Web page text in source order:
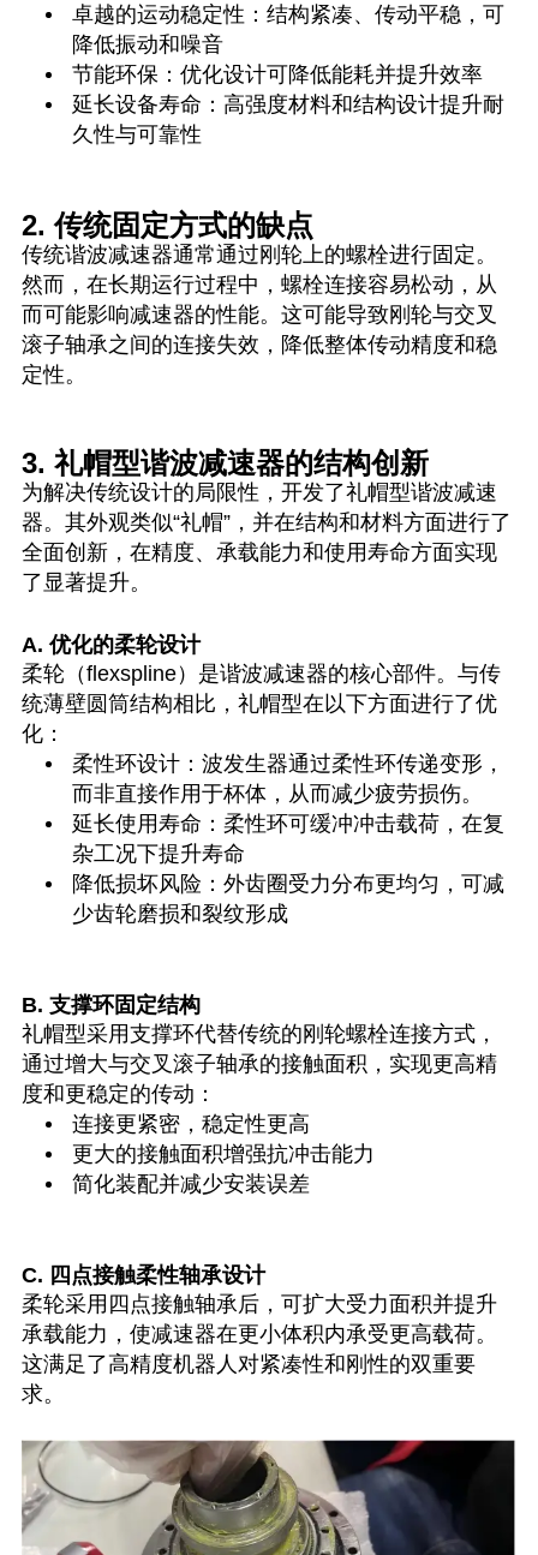
卓越的运动稳定性：结构紧凑、传动平稳，可
降低振动和噪音
节能环保：优化设计可降低能耗并提升效率
延长设备寿命：高强度材料和结构设计提升耐
久性与可靠性
2. 传统固定方式的缺点
传统谐波减速器通常通过刚轮上的螺栓进行固定。
然而，在长期运行过程中，螺栓连接容易松动，从
而可能影响减速器的性能。这可能导致刚轮与交叉
滚子轴承之间的连接失效，降低整体传动精度和稳
定性。
3. 礼帽型谐波减速器的结构创新
为解决传统设计的局限性，开发了礼帽型谐波减速
器。其外观类似“礼帽”，并在结构和材料方面进行了
全面创新，在精度、承载能力和使用寿命方面实现
了显著提升。
A. 优化的柔轮设计
柔轮（flexspline）是谐波减速器的核心部件。与传
统薄壁圆筒结构相比，礼帽型在以下方面进行了优
化：
柔性环设计：波发生器通过柔性环传递变形，
而非直接作用于杯体，从而减少疲劳损伤。
延长使用寿命：柔性环可缓冲冲击载荷，在复
杂工况下提升寿命
降低损坏风险：外齿圈受力分布更均匀，可减
少齿轮磨损和裂纹形成
B. 支撑环固定结构
礼帽型采用支撑环代替传统的刚轮螺栓连接方式，
通过增大与交叉滚子轴承的接触面积，实现更高精
度和更稳定的传动：
连接更紧密，稳定性更高
更大的接触面积增强抗冲击能力
简化装配并减少安装误差
C. 四点接触柔性轴承设计
柔轮采用四点接触轴承后，可扩大受力面积并提升
承载能力，使减速器在更小体积内承受更高载荷。
这满足了高精度机器人对紧凑性和刚性的双重要
求。